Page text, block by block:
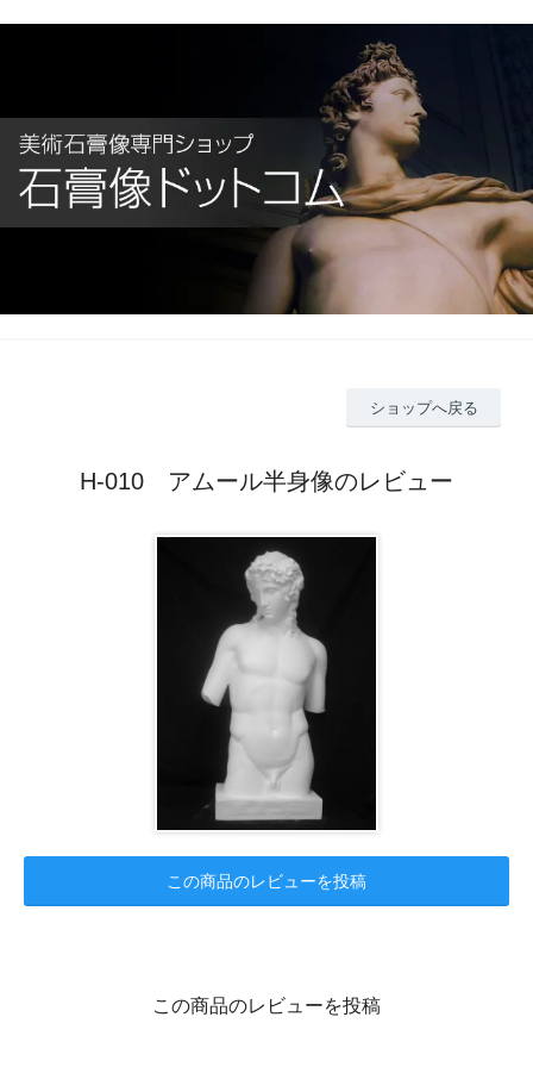
ショップへ戻る
H-010 アムール半身像のレビュー
この商品のレビューを投稿
この商品のレビューを投稿